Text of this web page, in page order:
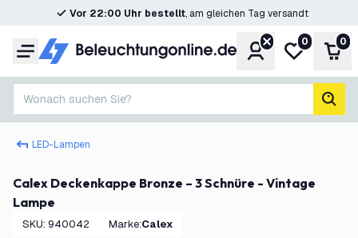
Vor 22:00 Uhr bestellt, am gleichen Tag versandt
Menü KontoMeine
0 0
Wonach suchen Sie?
LED-Lampen
Calex Deckenkappe Bronze – 3 Schnüre - Vintage
Lampe
SKU: 940042 Marke: Calex